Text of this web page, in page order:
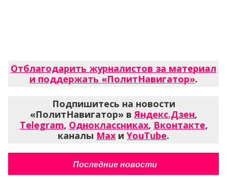
Отблагодарить журналистов за материал
и поддержать «ПолитНавигатор».
Подпишитесь на новости
«ПолитНавигатор» вЯндекс.Дзен,
Telegram, Одноклассниках, Вконтакте,
каналы Max и YouTube.
Последние новости